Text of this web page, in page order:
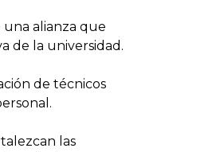
una alianza que
de la universidad.
de técnicos
las